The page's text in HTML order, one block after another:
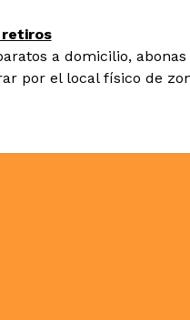
retiros
a domicilio,
por el local físico de